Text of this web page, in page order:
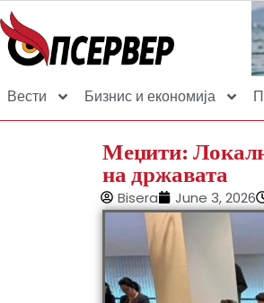
Вести Бизнис и економија
Меџити:
на државата
Bisera June 3, 2026